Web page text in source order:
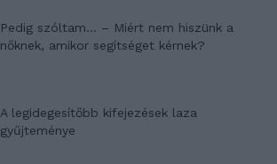
Pedig szóltam… – Miért nem hiszünk a
nőknek, amikor segítséget kérnek?
A legidegesítőbb kifejezések laza
gyűjteménye